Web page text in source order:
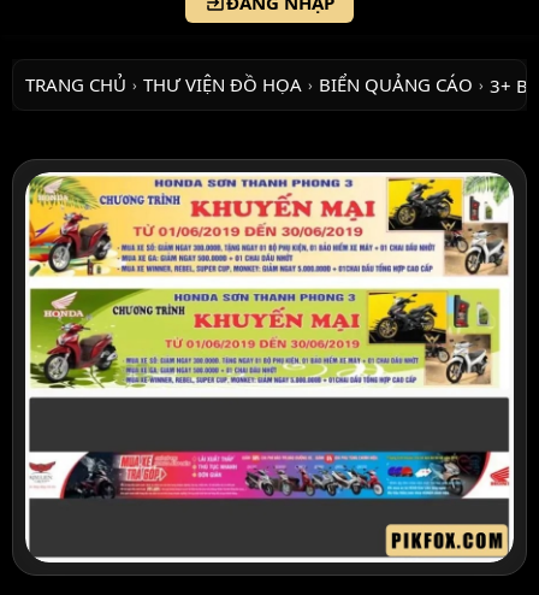
TRANG CHỦ › THƯ VIỆN ĐỒ HỌA › BIỂN QUẢNG CÁO › 3+